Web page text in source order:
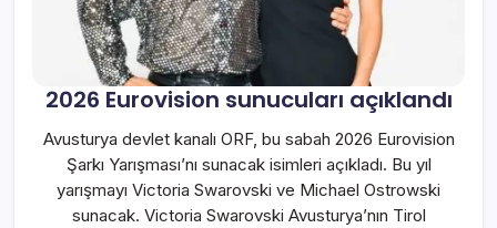
2026 Eurovision sunucuları açıklandı
Avusturya devlet kanalı ORF, bu sabah 2026 Eurovision
Şarkı Yarışması’nı sunacak isimleri açıkladı. Bu yıl
yarışmayı Victoria Swarovski ve Michael Ostrowski
sunacak. Victoria Swarovski Avusturya’nın Tirol